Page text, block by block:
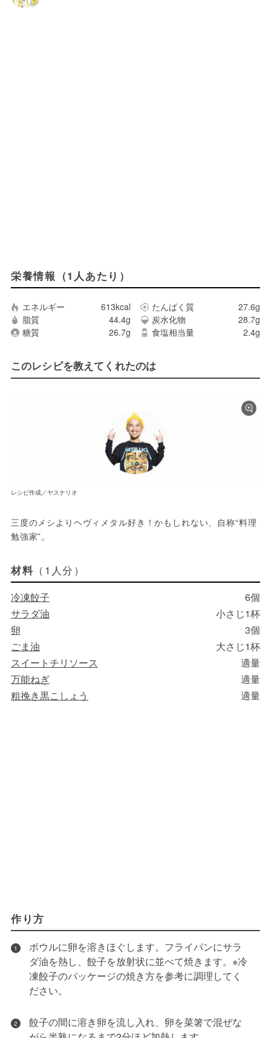
栄養情報（1人あたり）
エネルギー 613kcal たんぱく質
27.6g
脂質
44.4g 炭水化物
28.7g
糖質
26.7g 食塩相当量 2.4g
このレシピを教えてくれたのは
レシピ作成／ヤスナリオ
三度のメシよりヘヴィメタル好き！かもしれない、自称“料理
材料 （1人分）
冷凍餃子
6個
サラダ油
小さじ1杯
卵
3個
ごま油
大さじ1杯
スイートチリソース
適量
万能ねぎ
適量
粗挽き黒こしょう
適量
作り方
1
ボウルに卵を溶きほぐします。フライパンにサラ
ダ油を熱し、餃子を放射状に並べて焼きます。※冷
凍餃子のパッケージの焼き方を参考に調理してく
ださい。
2
餃子の間に溶き卵を流し入れ、卵を菜箸で混ぜな